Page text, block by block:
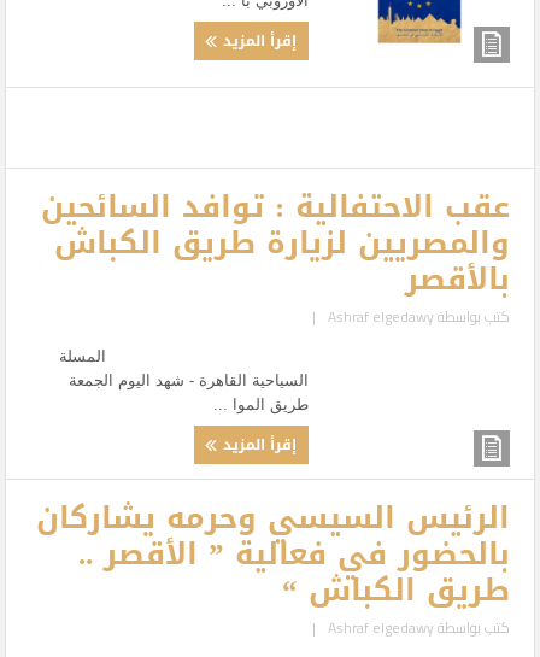
إقرأ المزيد
عقب الاحتفالية : توافد السائحين
والمصريين لزيارة طريق الكباش
بالأقصر
كتب بواسطةAshraf elgedawy
|
المسلة
السياحية القاهرة - شهد اليوم الجمعة
طريق الموا ...
إقرأ المزيد
الرئيس السيسي وحرمه يشاركان
بالحضور في فعالية ” الأقصر ..
طريق الكباش “
كتب بواسطةAshraf elgedawy
|